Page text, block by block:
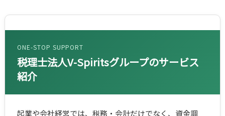
ONE-STOP SUPPORT
税理士法人V-Spiritsグループのサービス
紹介
起業や会社経営では、税務・会計だけでなく、資金調